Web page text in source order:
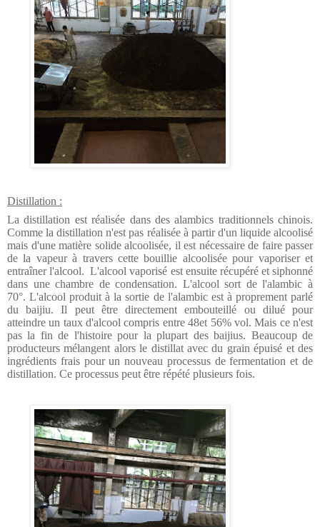
Distillation :
La distillation est réalisée dans des alambics traditionnels chinois.
Comme la distillation n'est pas réalisée à partir d'un liquide alcoolisé
mais d'une matière solide alcoolisée, il est nécessaire de faire passer
de la vapeur à travers cette bouillie alcoolisée pour vaporiser et
entraîner l'alcool.L'alcool vaporisé est ensuite récupéré et siphonné
dans une chambre de condensation. L'alcool sort de l'alambic à
70°.L'alcool produit à la sortie de l'alambic est à proprement parlé
du baijiu. Il peut être directement embouteillé ou dilué pour
atteindre un taux d'alcool compris entre 48et 56% vol. Mais ce n'est
pas la fin de l'histoire pour la plupart des baijius. Beaucoup de
producteurs mélangent alors le distillat avec du grain épuisé et des
ingrédients frais pour un nouveau processus de fermentation et de
distillation. Ce processus peut être répété plusieurs fois.